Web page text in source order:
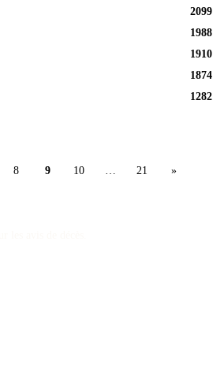
2099
1988
1910
1874
1282
8 9 10 … 21 »